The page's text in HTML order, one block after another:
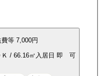
費等 7,000円
/66.16㎡ 入居日 即 可